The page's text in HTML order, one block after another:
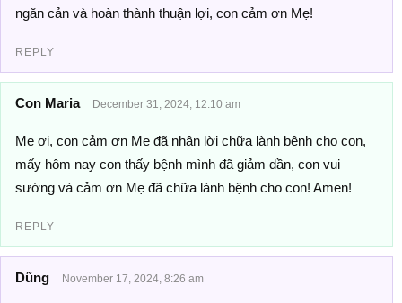
ngăn cản và hoàn thành thuận lợi, con cảm ơn Mẹ!
REPLY
Con Maria December 31, 2024, 12:10 am
Mẹ ơi, con cảm ơn Mẹ đã nhận lời chữa lành bệnh cho con,
mấy hôm nay con thấy bệnh mình đã giảm dần, con vui
sướng và cảm ơn Mẹ đã chữa lành bệnh cho con! Amen!
REPLY
Dũng November 17, 2024, 8:26 am